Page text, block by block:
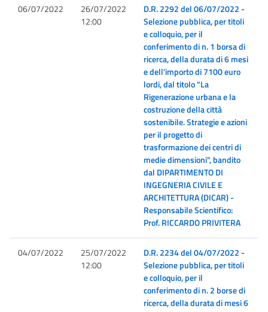
06/07/2022
26/07/2022
12:00
D.R. 2292 del 06/07/2022 -
Selezione pubblica, per titoli
e colloquio, per il
conferimento di n. 1 borsa di
ricerca, della durata di 6 mesi
e dell'importo di 7100 euro
lordi, dal titolo "La
Rigenerazione urbana e la
costruzione della città
sostenibile. Strategie e azioni
per il progetto di
trasformazione dei centri di
medie dimensioni", bandito
dal DIPARTIMENTO DI
INGEGNERIA CIVILE E
ARCHITETTURA (DICAR) -
Responsabile Scientifico:
Prof. RICCARDO PRIVITERA
04/07/2022
25/07/2022
12:00
D.R. 2234 del 04/07/2022 -
Selezione pubblica, per titoli
e colloquio, per il
conferimento di n. 2 borse di
ricerca, della durata di mesi 6